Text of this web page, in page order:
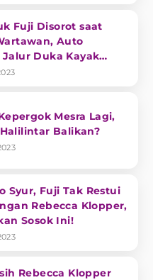
Fuji Disorot saat
Auto
Duka Kayak
Mesra Lagi,
Balikan?
Syur, Fuji Tak Restui
Rebecca Klopper,
Sosok Ini!
Rebecca Klopper